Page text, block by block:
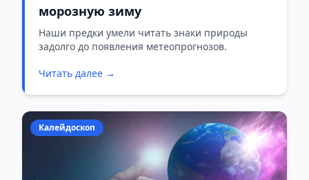
морозную зиму
Наши предки умели читать знаки природы
задолго до появления метеопрогнозов.
Читать далее →
Калейдоскоп